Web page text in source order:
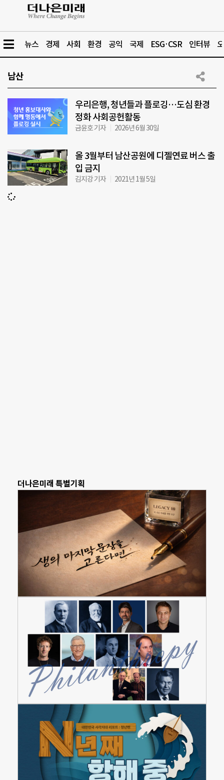
뉴스 경제 사회 환경 공익 국제 ESG·CSR 인터뷰
남산
우리은행, 청년들과 플로깅…도심 환경
정화 사회공헌활동
금윤호 기자 2026년 6월 30일
올 3월부터 남산공원에 디젤연료 버스 출
입 금지
김지강 기자 2021년 1월 5일
더나은미래 특별기획